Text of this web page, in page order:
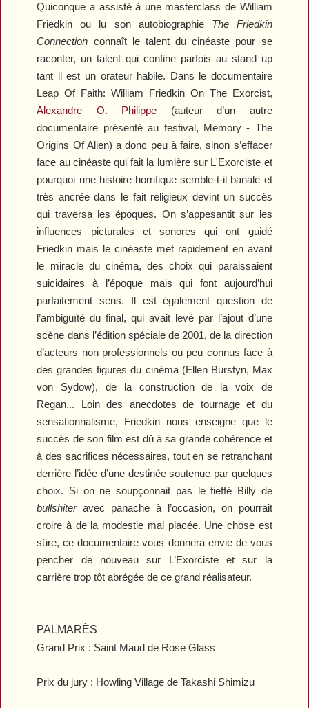
Quiconque a assisté à une masterclass de William
Friedkin ou lu son autobiographie The Friedkin
Connection connaît le talent du cinéaste pour se
raconter, un talent qui confine parfois au stand up
tant il est un orateur habile. Dans le documentaire
Leap Of Faith: William Friedkin On The Exorcist,
Alexandre O. Philippe (auteur d’un autre
documentaire présenté au festival, Memory - The
Origins Of Alien) a donc peu à faire, sinon s’effacer
face au cinéaste qui fait la lumière sur L'Exorciste et
pourquoi une histoire horrifique semble-t-il banale et
très ancrée dans le fait religieux devint un succès
qui traversa les époques. On s’appesantit sur les
influences picturales et sonores qui ont guidé
Friedkin mais le cinéaste met rapidement en avant
le miracle du cinéma, des choix qui paraissaient
suicidaires à l’époque mais qui font aujourd’hui
parfaitement sens. Il est également question de
l’ambiguïté du final, qui avait levé par l’ajout d’une
scène dans l’édition spéciale de 2001, de la direction
d’acteurs non professionnels ou peu connus face à
des grandes figures du cinéma (Ellen Burstyn, Max
von Sydow), de la construction de la voix de
Regan... Loin des anecdotes de tournage et du
sensationnalisme, Friedkin nous enseigne que le
succès de son film est dû à sa grande cohérence et
à des sacrifices nécessaires, tout en se retranchant
derrière l’idée d’une destinée soutenue par quelques
choix. Si on ne soupçonnait pas le fieffé Billy de
bullshiteravec panache à l’occasion, on pourrait
croire à de la modestie mal placée. Une chose est
sûre, ce documentaire vous donnera envie de vous
pencher de nouveau sur L’Exorcisteet sur la
carrière trop tôt abrégée de ce grand réalisateur.
PALMARÈS
Grand Prix : Saint Maud de Rose Glass
Prix du jury : Howling Village de Takashi Shimizu